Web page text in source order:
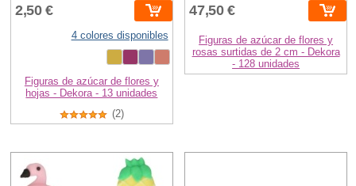
2,50 €
4 colores disponibles
Figuras de azúcar de flores y
hojas - Dekora - 13 unidades
(2)
47,50 €
Figuras de azúcar de flores y
rosas surtidas de 2 cm - Dekora
- 128 unidades